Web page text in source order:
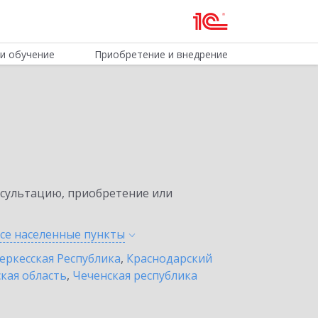
обучение Приобретение и внедрение
приобретение или
населенные пункты
Республика, Краснодарский
область, Чеченская республика